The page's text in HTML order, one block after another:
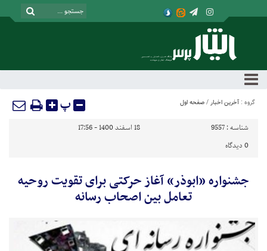
گروه : آخرین اخبار / صفحه اول پ
شناسه : 9557
18 اسفند 1400 - 17:56
0 دیدگاه
جشنواره «ابوذر» آغاز حرکتی برای تقویت روحیه
تعامل بین اصحاب رسانه